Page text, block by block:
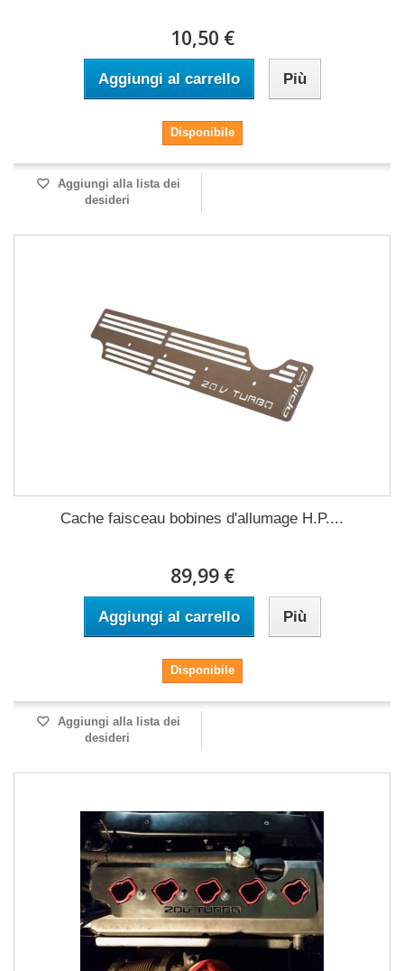
10,50 €
Aggiungi al carrello Più
Disponibile
Aggiungi alla lista dei
desideri
Cache faisceau bobines d'allumage H.P....
89,99 €
Aggiungi al carrello Più
Disponibile
Aggiungi alla lista dei
desideri